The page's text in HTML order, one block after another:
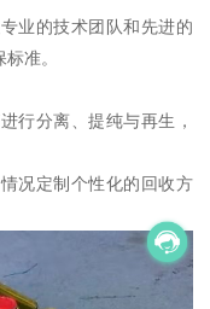
业的技术团队和先进的
准。
行分离、提纯与再生，
况定制个性化的回收方